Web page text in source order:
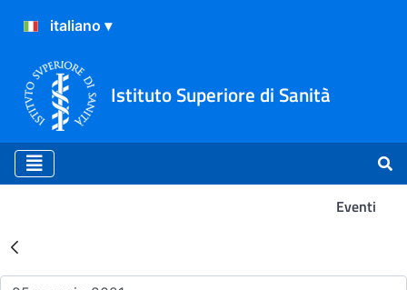
Istituto Superiore di Sanità
Eventi
Risultati della Ricerca -